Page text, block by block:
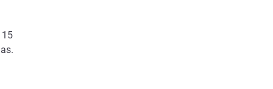
15